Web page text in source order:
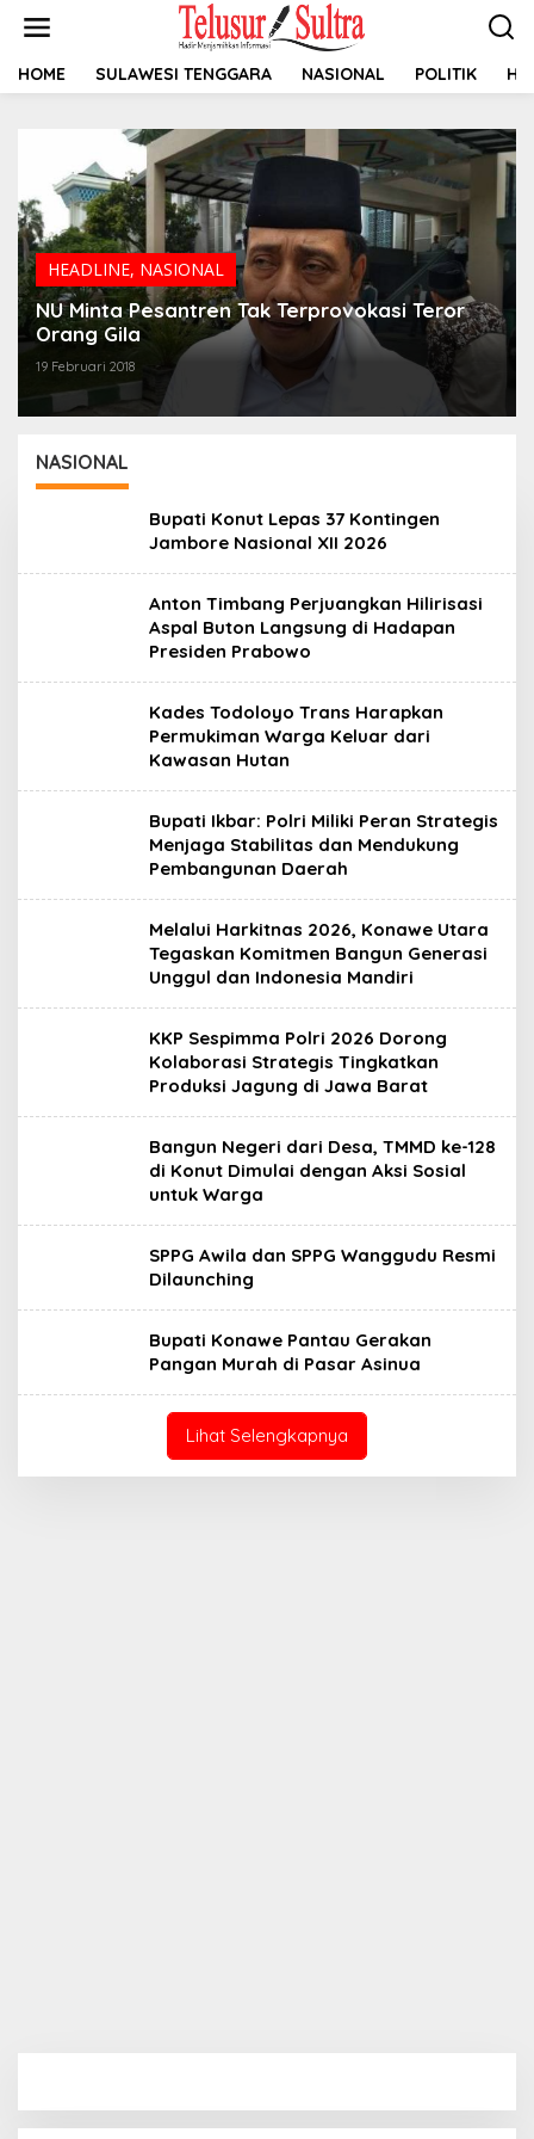
t
HOME SULAWESI TENGGARA NASIONAL POLITIK
HEADLINE, NASIONAL
NU Minta Pesantren Tak Terprovokasi Teror
Orang Gila
19 Februari 2018
NASIONAL
Bupati Konut Lepas 37 Kontingen
Jambore Nasional XII 2026
Anton Timbang Perjuangkan Hilirisasi
Aspal Buton Langsung di Hadapan
Presiden Prabowo
Kades Todoloyo Trans Harapkan
Permukiman Warga Keluar dari
Kawasan Hutan
Bupati Ikbar: Polri Miliki Peran Strategis
Menjaga Stabilitas dan Mendukung
Pembangunan Daerah
Melalui Harkitnas 2026, Konawe Utara
Tegaskan Komitmen Bangun Generasi
Unggul dan Indonesia Mandiri
KKP Sespimma Polri 2026 Dorong
Kolaborasi Strategis Tingkatkan
Produksi Jagung di Jawa Barat
Bangun Negeri dari Desa, TMMD ke-128
di Konut Dimulai dengan Aksi Sosial
untuk Warga
SPPG Awila dan SPPG Wanggudu Resmi
Dilaunching
Bupati Konawe Pantau Gerakan
Pangan Murah di Pasar Asinua
Lihat Selengkapnya